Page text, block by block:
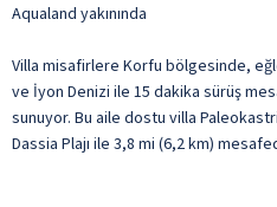
Aqualand yakınında
Villa misafirlere Korfu bölgesinde,
ve İyon Denizi ile 15 dakika sürüş
sunuyor. Bu aile dostu villa
Dassia Plajı ile 3,8 mi (6,2 km)